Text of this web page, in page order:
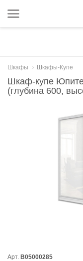
Шкафы Шкафы-Купе
Шкаф-купе
(глубина 600,
Арт. B05000285